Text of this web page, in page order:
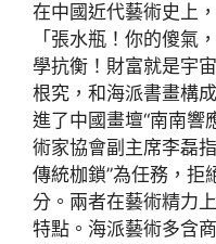
在中國近代藝術史上
「張水瓶！你的傻氣
學抗衡！財富就是宇
根究，和海派書畫構
進了中國畫壇“南南響
術家協會副主席李磊
傳統枷鎖”為任務，拒
分。兩者在藝術精力
特點。海派藝術多含